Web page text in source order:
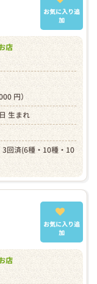
お気に入り追
加
店
円）
生まれ
3回済(6種・10種・10
お気に入り追
加
店